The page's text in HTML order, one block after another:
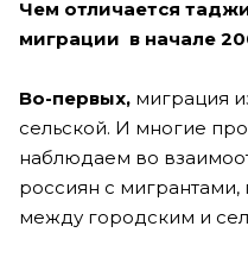
Чем отличается
миграции в начале
Во-первых, миграция
сельской. И многие
наблюдаем во
россиян с
между городским и